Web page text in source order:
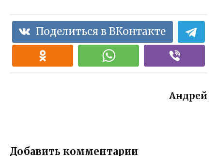
Поделиться в ВКонтакте
Андрей
Добавить комментарии